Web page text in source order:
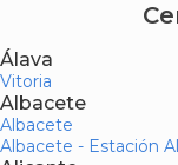
Álava
Vitoria
Albacete
Albacete
Albacete - Estación